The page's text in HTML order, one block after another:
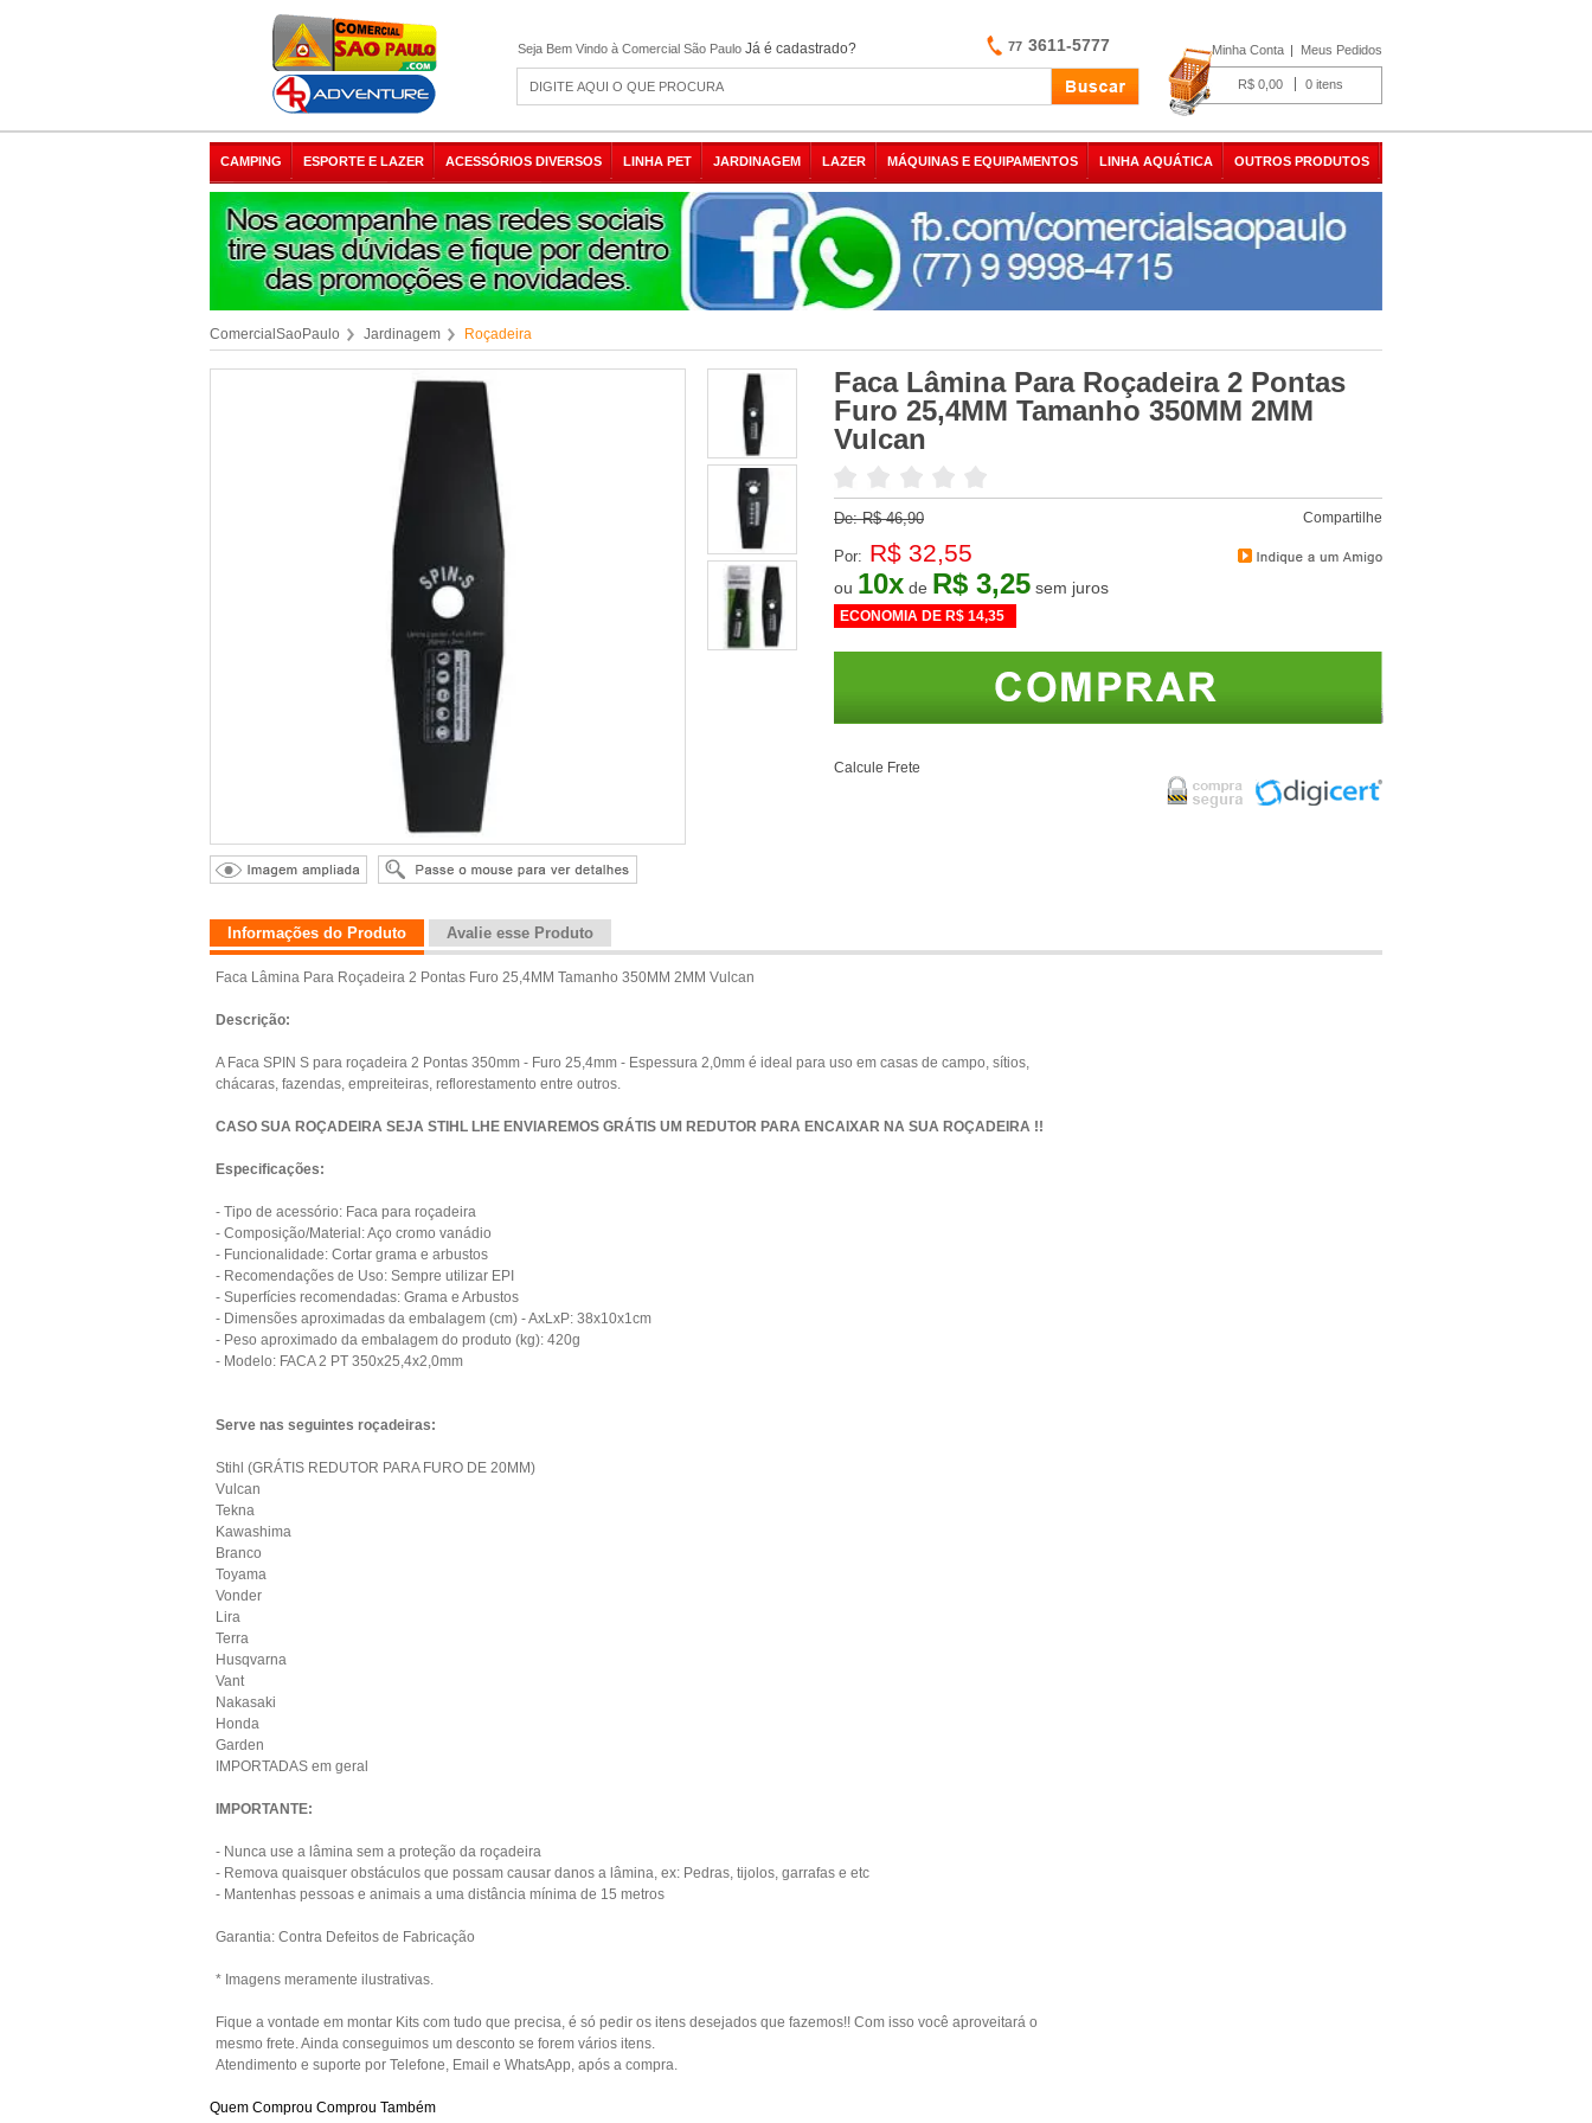
Seja Bem Vindo à Comercial São Paulo Já é cadastrado? 77 3611-5777 Minha Conta Meus Pedidos
0
R$ 0,00
CAMPING ESPORTE E LAZER ACESSÓRIOS DIVERSOS LINHA PET JARDINAGEM LAZER MÁQUINAS E EQUIPAMENTOS LINHA AQUÁTICA OUTROS PRODUTOS
ComercialSaoPaulo Jardinagem Roçadeira
Faca Lâmina Para Roçadeira 2 Pontas
Furo 25,4MM Tamanho 350MM 2MM
Vulcan
De:R$ 46,90
Por: R$ 32,55
ou 10x de R$ 3,25
ECONOMIA DE R$ 14,35
Compartilhe
Calcule Frete
Informações do Produto Avalie esse Produto
Faca Lâmina Para Roçadeira 2 Pontas Furo 25,4MM Tamanho 350MM 2MM Vulcan
Descrição:
A Faca SPIN S para roçadeira 2 Pontas 350mm - Furo 25,4mm - Espessura 2,0mm é ideal para uso em casas de campo, sítios,
chácaras, fazendas, empreiteiras, reflorestamento entre outros.
CASO SUA ROÇADEIRA SEJA STIHL LHE ENVIAREMOS GRÁTIS UM REDUTOR PARA ENCAIXAR NA SUA ROÇADEIRA !!
Especificações:
- Tipo de acessório: Faca para roçadeira
- Composição/Material: Aço cromo vanádio
- Funcionalidade: Cortar grama e arbustos
- Recomendações de Uso: Sempre utilizar EPI
- Superfícies recomendadas: Grama e Arbustos
- Dimensões aproximadas da embalagem (cm) - AxLxP: 38x10x1cm
- Peso aproximado da embalagem do produto (kg): 420g
- Modelo: FACA 2 PT 350x25,4x2,0mm
Serve nas seguintes roçadeiras:
Stihl (GRÁTIS REDUTOR PARA FURO DE 20MM)
Vulcan
Tekna
Kawashima
Branco
Toyama
Vonder
Lira
Terra
Husqvarna
Vant
Nakasaki
Honda
Garden
IMPORTADAS em geral
IMPORTANTE:
- Nunca use a lâmina sem a proteção da roçadeira
- Remova quaisquer obstáculos que possam causar danos a lâmina, ex: Pedras, tijolos, garrafas e etc
- Mantenhas pessoas e animais a uma distância mínima de 15 metros
Garantia: Contra Defeitos de Fabricação
* Imagens meramente ilustrativas.
Fique a vontade em montar Kits com tudo que precisa, é só pedir os itens desejados que fazemos!! Com isso você aproveitará o
mesmo frete. Ainda conseguimos um desconto se forem vários itens.
Atendimento e suporte por Telefone, Email e WhatsApp, após a compra.
Quem Comprou Comprou Também